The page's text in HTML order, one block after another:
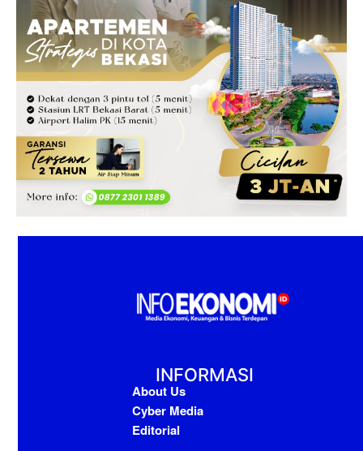
INFORMASI
About Us
Cyber Media
Editorial